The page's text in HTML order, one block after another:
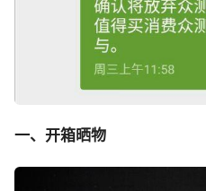
一、开箱晒物